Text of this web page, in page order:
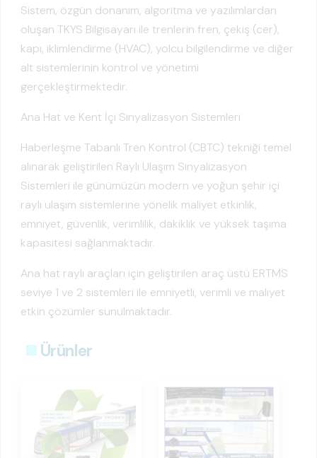
Sistem, özgün donanım, algoritma ve yazılımlardan
oluşan TKYS Bilgisayarı ile trenlerin fren, çekiş (cer),
kapı, iklimlendirme (HVAC), yolcu bilgilendirme ve diğer
alt sistemlerinin kontrol ve yönetimi
gerçekleştirmektedir.
Ana Hat ve Kent İçi Sinyalizasyon Sistemleri
Haberleşme Tabanlı Tren Kontrol (CBTC) tekniği temel
alınarak geliştirilen Raylı Ulaşım Sinyalizasyon
Sistemleri ile günümüzün modern ve yoğun şehir içi
raylı ulaşım sistemlerine yönelik maliyet etkinlik,
emniyet, güvenlik, verimlilik, dakiklik ve yüksek taşıma
kapasitesi sağlanmaktadır.
Ana hat raylı araçları için geliştirilen araç üstü ERTMS
seviye 1 ve 2 sistemleri ile emniyetli, verimli ve maliyet
etkin çözümler sunulmaktadır.
Ürünler